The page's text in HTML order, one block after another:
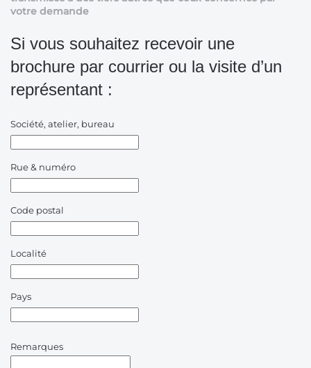
votre demande
Si vous souhaitez recevoir une
brochure par courrier ou la visite d’un
représentant :
Société, atelier, bureau
Rue & numéro
Code postal
Localité
Pays
Remarques